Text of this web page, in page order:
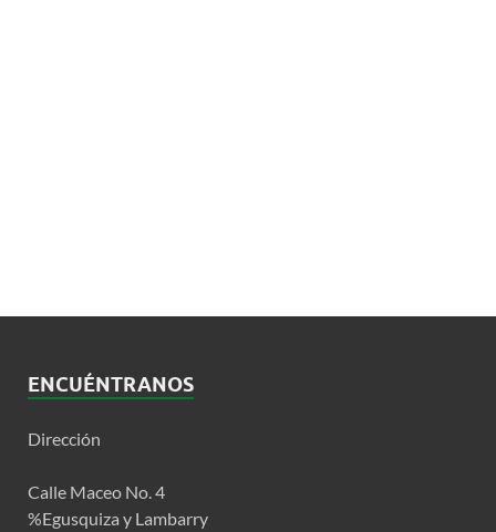
ENCUÉNTRANOS
Dirección
Calle Maceo No. 4
%Egusquiza y Lambarry